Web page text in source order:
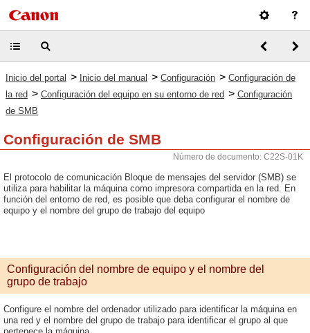
Inicio del portal > Inicio del manual > Configuración > Configuración de
la red > Configuración del equipo en su entorno de red > Configuración
de SMB
Configuración de SMB
Número de documento: C22S-01K
El protocolo de comunicación Bloque de mensajes del servidor (SMB) se
utiliza para habilitar la máquina como impresora compartida en la red. En
función del entorno de red, es posible que deba configurar el nombre de
equipo y el nombre del grupo de trabajo del equipo
Configuración del nombre de equipo y el nombre del
grupo de trabajo
Configure el nombre del ordenador utilizado para identificar la máquina en
una red y el nombre del grupo de trabajo para identificar el grupo al que